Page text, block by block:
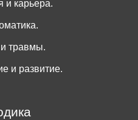
и карьера.
травмы.
и развитие.